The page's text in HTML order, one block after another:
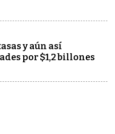
y aún así
por $1,2 billones